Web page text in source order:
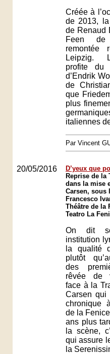
Créée à
de 2013,
de Renaud
Feen de
remontée
Leipzig.
profite du
d’Endrik
de
que
plus
italiennes
Par Vincent
20/05/2016
D’yeux que
Reprise de la
dans la mise
Carsen, sous
Francesco
Théâtre de la
Teatro La
On dit
institution
la qualité
plutôt
des
rêvée de
face à la
Carsen qui
chronique
de la
ans plus
la scène,
qui assure
la